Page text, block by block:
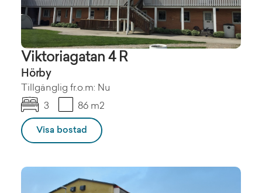
Viktoriagatan 4 R
Hörby
Tillgänglig fr.o.m: Nu
3
86 m2
Visa bostad